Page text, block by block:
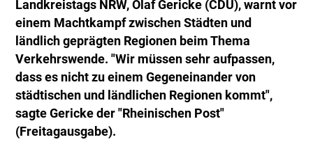
Landkreistags NRW, Olaf Gericke (CDU), warnt vor
einem Machtkampf zwischen Städten und
ländlich geprägten Regionen beim Thema
Verkehrswende. "Wir müssen sehr aufpassen,
dass es nicht zu einem Gegeneinander von
städtischen und ländlichen Regionen kommt",
sagte Gericke der "Rheinischen Post"
(Freitagausgabe).